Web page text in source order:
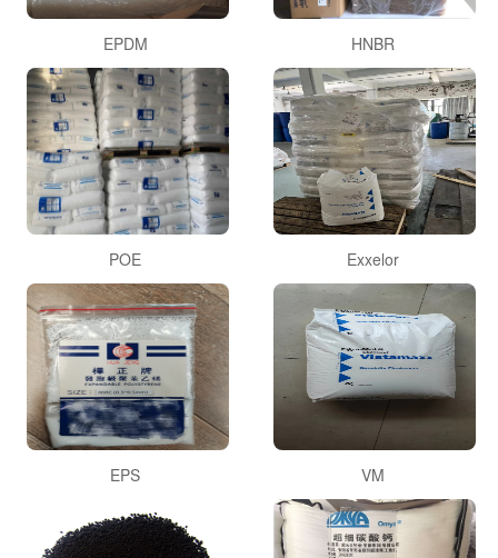
EPDM HNBR
POE Exxelor
EPS VM